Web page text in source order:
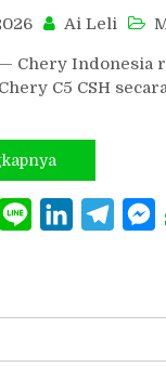
Ai Leli
Chery Indonesia
C5 CSH
TwitterLine LinkedIn